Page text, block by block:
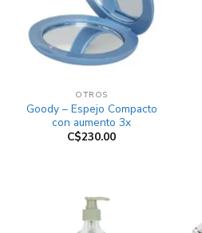
OTROS
Goody – Espejo Compacto
con aumento 3x
C$230.00